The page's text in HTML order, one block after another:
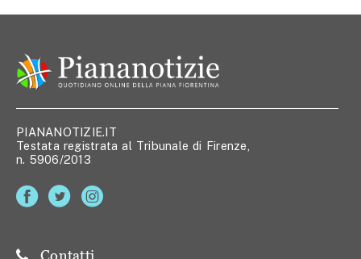
PIANANOTIZIE.IT
Testata registrata al Tribunale di Firenze,
n. 5906/2013
Contatti